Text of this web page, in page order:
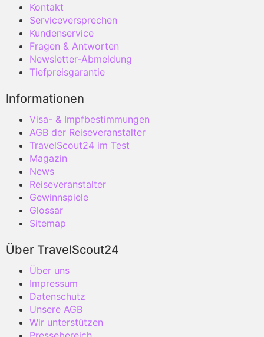
Kontakt
Serviceversprechen
Kundenservice
Fragen & Antworten
Newsletter-Abmeldung
Tiefpreisgarantie
Informationen
Visa- & Impfbestimmungen
AGB der Reiseveranstalter
TravelScout24 im Test
Magazin
News
Reiseveranstalter
Gewinnspiele
Glossar
Sitemap
Über TravelScout24
Über uns
Impressum
Datenschutz
Unsere AGB
Wir unterstützen